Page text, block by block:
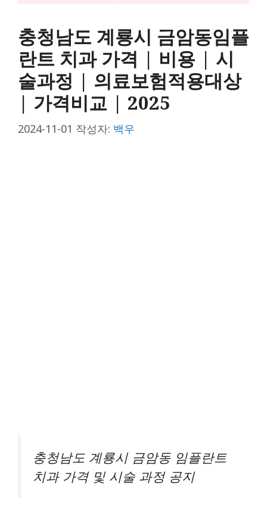
충청남도 계룡시 금암동임플
란트 치과 가격 | 비용 | 시
술과정 | 의료보험적용대상
| 가격비교 | 2025
2024-11-01 작성자: 백우
충청남도 계룡시 금암동 임플란트
치과 가격 및 시술 과정 공지